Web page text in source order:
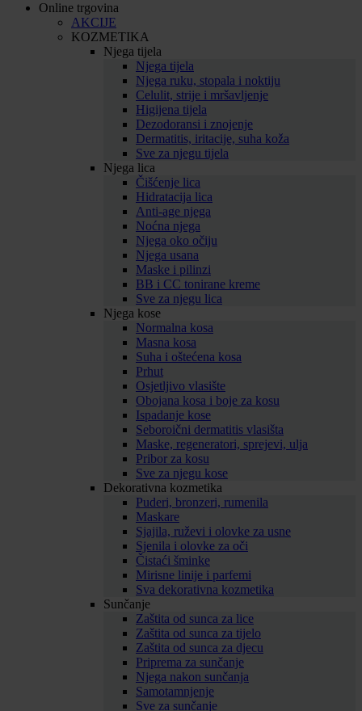
Online trgovina
AKCIJE
KOZMETIKA
Njega tijela
Njega tijela
Njega ruku, stopala i noktiju
Celulit, strije i mršavljenje
Higijena tijela
Dezodoransi i znojenje
Dermatitis, iritacije, suha koža
Sve za njegu tijela
Njega lica
Čišćenje lica
Hidratacija lica
Anti-age njega
Noćna njega
Njega oko očiju
Njega usana
Maske i pilinzi
BB i CC tonirane kreme
Sve za njegu lica
Njega kose
Normalna kosa
Masna kosa
Suha i oštećena kosa
Prhut
Osjetljivo vlasište
Obojana kosa i boje za kosu
Ispadanje kose
Seboroični dermatitis vlasišta
Maske, regeneratori, sprejevi, ulja
Pribor za kosu
Sve za njegu kose
Dekorativna kozmetika
Puderi, bronzeri, rumenila
Maskare
Sjajila, ruževi i olovke za usne
Sjenila i olovke za oči
Čistaći šminke
Mirisne linije i parfemi
Sva dekorativna kozmetika
Sunčanje
Zaštita od sunca za lice
Zaštita od sunca za tijelo
Zaštita od sunca za djecu
Priprema za sunčanje
Njega nakon sunčanja
Samotamnjenje
Sve za sunčanje